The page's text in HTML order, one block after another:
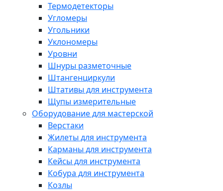
Термодетекторы
Угломеры
Угольники
Уклономеры
Уровни
Шнуры разметочные
Штангенциркули
Штативы для инструмента
Щупы измерительные
Оборудование для мастерской
Верстаки
Жилеты для инструмента
Карманы для инструмента
Кейсы для инструмента
Кобура для инструмента
Козлы